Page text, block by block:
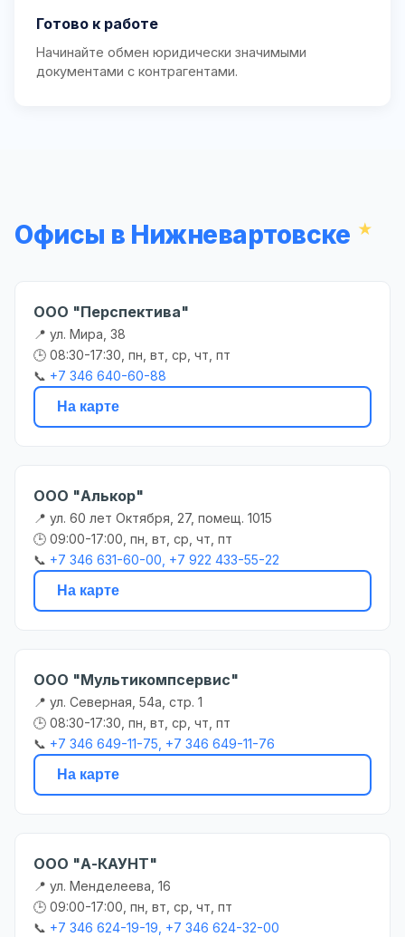
Готово к работе
Начинайте обмен юридически значимыми
документами с контрагентами.
Офисы в Нижневартовске
ООО "Перспектива"
📍 ул. Мира, 38
🕒 08:30-17:30, пн, вт, ср, чт, пт
📞 +7 346 640-60-88
На карте
ООО "Алькор"
📍 ул. 60 лет Октября, 27, помещ. 1015
🕒 09:00-17:00, пн, вт, ср, чт, пт
📞 +7 346 631-60-00, +7 922 433-55-22
На карте
ООО "Мультикомпсервис"
📍 ул. Северная, 54а, стр. 1
🕒 08:30-17:30, пн, вт, ср, чт, пт
📞 +7 346 649-11-75, +7 346 649-11-76
На карте
ООО "А-КАУНТ"
📍 ул. Менделеева, 16
🕒 09:00-17:00, пн, вт, ср, чт, пт
📞 +7 346 624-19-19, +7 346 624-32-00